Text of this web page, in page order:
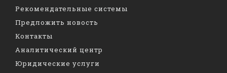
Рекомендательные системы
Предложить новость
Контакты
Аналитический центр
Юридические услуги